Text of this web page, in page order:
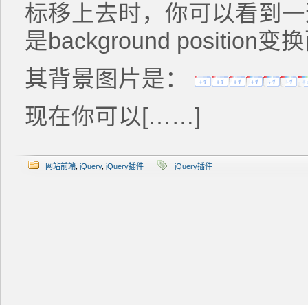
标移上去时，你可以看到
是background position变
其背景图片是：
现在你可以[……]
网站前端 jQuery, jQuery插件 jQuery插件